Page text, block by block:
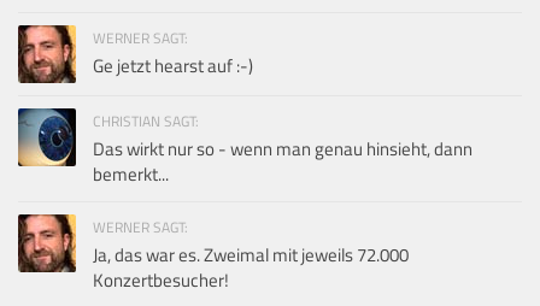
WERNER SAGT:
Ge jetzt hearst auf :-)
CHRISTIAN SAGT:
Das wirkt nur so - wenn man genau hinsieht, dann
bemerkt...
WERNER SAGT:
Ja, das war es. Zweimal mit jeweils 72.000
Konzertbesucher!